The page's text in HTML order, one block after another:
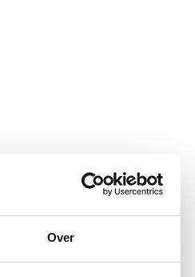
Over